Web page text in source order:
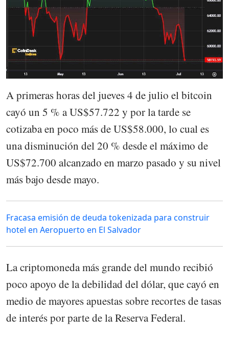
A primeras horas del jueves 4 de julio el bitcoin
cayó un 5 % a US$57.722 y por la tarde se
cotizaba en poco más de US$58.000, lo cual es
una disminución del 20 % desde el máximo de
US$72.700 alcanzado en marzo pasado y su nivel
más bajo desde mayo.
Fracasa emisión de deuda tokenizada para construir
hotel en Aeropuerto en El Salvador
La criptomoneda más grande del mundo recibió
poco apoyo de la debilidad del dólar, que cayó en
medio de mayores apuestas sobre recortes de tasas
de interés por parte de la Reserva Federal.